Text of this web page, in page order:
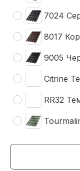
7024
8017
9005
Citrine
RR32